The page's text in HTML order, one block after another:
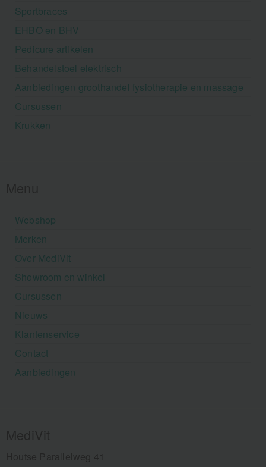
Sportbraces
EHBO en BHV
Pedicure artikelen
Behandelstoel elektrisch
Aanbiedingen groothandel fysiotherapie en massage
Cursussen
Krukken
Webshop
Merken
Over MediVit
Showroom en winkel
Cursussen
Nieuws
Klantenservice
Contact
Aanbiedingen